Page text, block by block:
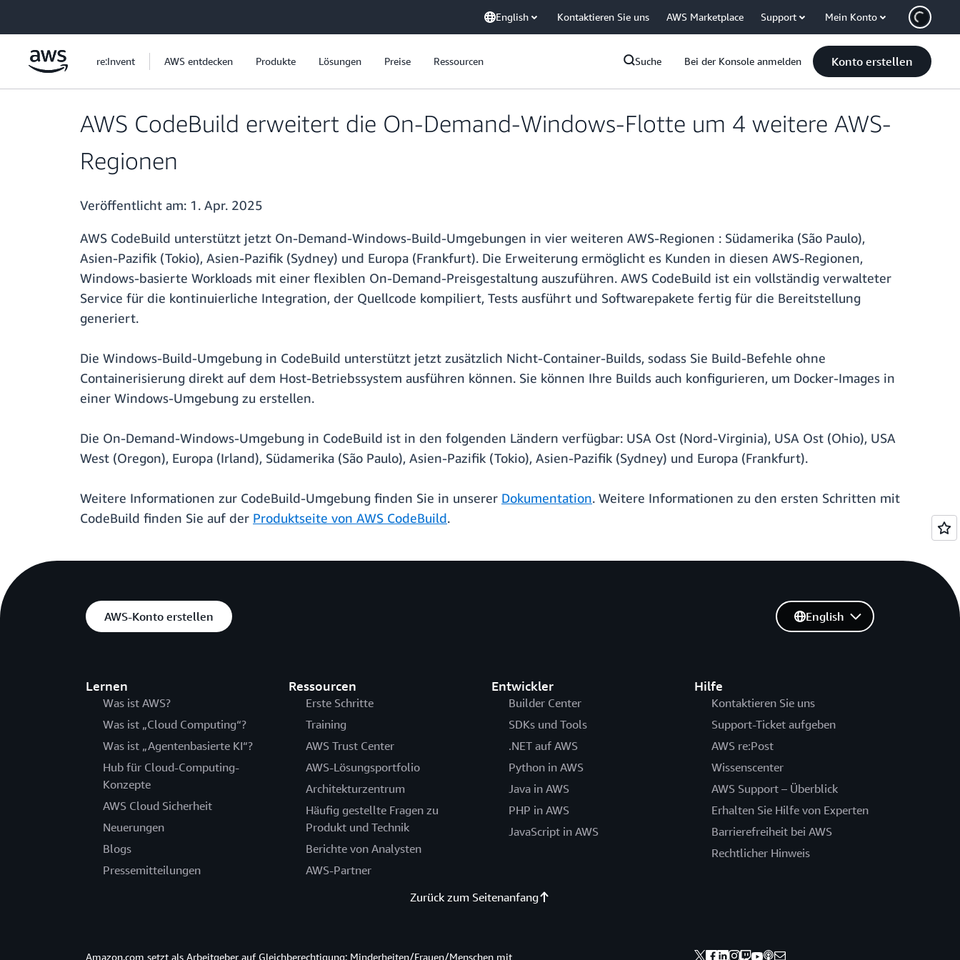
English Kontaktieren Sie uns AWS Marketplace Support Mein Konto
re:Invent AWS entdecken Produkte Lösungen Preise Ressourcen Suche Bei der Konsole anmelden Konto erstellen
AWS CodeBuild erweitert die On-Demand-Windows-Flotte um 4 weitere AWS-
Regionen
Veröffentlicht am: 1. Apr. 2025
AWS CodeBuild unterstützt jetzt On-Demand-Windows-Build-Umgebungen in vier weiteren AWS-Regionen : Südamerika (São Paulo),
Asien-Pazifik (Tokio), Asien-Pazifik (Sydney) und Europa (Frankfurt). Die Erweiterung ermöglicht es Kunden in diesen AWS-Regionen,
Windows-basierte Workloads mit einer flexiblen On-Demand-Preisgestaltung auszuführen. AWS CodeBuild ist ein vollständig verwalteter
Service für die kontinuierliche Integration, der Quellcode kompiliert, Tests ausführt und Softwarepakete fertig für die Bereitstellung
generiert.
Die Windows-Build-Umgebung in CodeBuild unterstützt jetzt zusätzlich Nicht-Container-Builds, sodass Sie Build-Befehle ohne
Containerisierung direkt auf dem Host-Betriebssystem ausführen können. Sie können Ihre Builds auch konfigurieren, um Docker-Images in
einer Windows-Umgebung zu erstellen.
Die On-Demand-Windows-Umgebung in CodeBuild ist in den folgenden Ländern verfügbar: USA Ost (Nord-Virginia), USA Ost (Ohio), USA
West (Oregon), Europa (Irland), Südamerika (São Paulo), Asien-Pazifik (Tokio), Asien-Pazifik (Sydney) und Europa (Frankfurt).
Weitere Informationen zur CodeBuild-Umgebung finden Sie in unserer Dokumentation. Weitere Informationen zu den ersten Schritten mit
CodeBuild finden Sie auf der Produktseite von AWS CodeBuild.
AWS-Konto erstellen
Lernen
Was ist AWS?
Was ist „Cloud Computing“?
Was ist „Agentenbasierte KI“?
Hub für Cloud-Computing-
Konzepte
AWS Cloud Sicherheit
Neuerungen
Blogs
Pressemitteilungen
Ressourcen
Erste Schritte
Training
AWS Trust Center
AWS-Lösungsportfolio
Architekturzentrum
Häufig gestellte Fragen zu
Produkt und Technik
Berichte von Analysten
AWS-Partner
Entwickler
Builder Center
SDKs und Tools
.NET auf AWS
Python in AWS
Java in AWS
PHP in AWS
JavaScript in AWS
Hilfe
Kontaktieren Sie uns
Support-Ticket aufgeben
AWS re:Post
Wissenscenter
AWS Support – Überblick
Erhalten Sie Hilfe von Experten
Barrierefreiheit bei AWS
Rechtlicher Hinweis
English
Zurück zum Seitenanfang
Amazon.com setzt als Arbeitgeber auf Gleichberechtigung: Minderheiten/Frauen/Menschen mit